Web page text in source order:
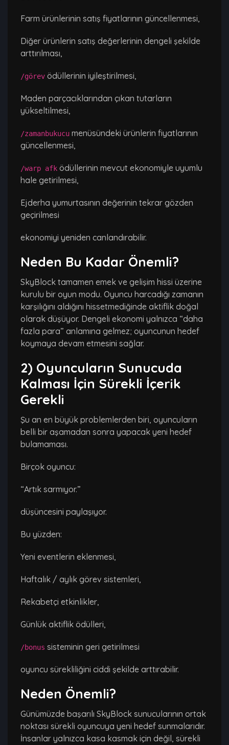
Farm ürünlerinin satış fiyatlarının güncellenmesi,
Diğer ürünlerin satış değerlerinin dengeli şekilde
arttırılması,
/görev ödüllerinin iyileştirilmesi,
Maden parçacıklarından çıkan tutarların
yükseltilmesi,
/zamanbukucu menüsündeki ürünlerin fiyatlarının
güncellenmesi,
/warp afk ödüllerinin mevcut ekonomiyle uyumlu
hale getirilmesi,
Ejderha yumurtasının değerinin tekrar gözden
geçirilmesi
ekonomiyi yeniden canlandırabilir.
Neden Bu Kadar Önemli?
SkyBlock tamamen emek ve gelişim hissi üzerine
kurulu bir oyun modu. Oyuncu harcadığı zamanın
karşılığını aldığını hissetmediğinde aktiflik doğal
olarak düşüyor. Dengeli ekonomi yalnızca “daha
fazla para” anlamına gelmez; oyuncunun hedef
koymaya devam etmesini sağlar.
2) Oyuncuların Sunucuda
Kalması İçin Sürekli İçerik
Gerekli
Şu an en büyük problemlerden biri, oyuncuların
belli bir aşamadan sonra yapacak yeni hedef
bulamaması.
Birçok oyuncu:
“Artık sarmıyor.”
düşüncesini paylaşıyor.
Bu yüzden:
Yeni eventlerin eklenmesi,
Haftalık / aylık görev sistemleri,
Rekabetçi etkinlikler,
Günlük aktiflik ödülleri,
/bonus sisteminin geri getirilmesi
oyuncu sürekliliğini ciddi şekilde arttırabilir.
Neden Önemli?
Günümüzde başarılı SkyBlock sunucularının ortak
noktası sürekli oyuncuya yeni hedef sunmalarıdır.
İnsanlar yalnızca kasa kasmak için değil, sürekli